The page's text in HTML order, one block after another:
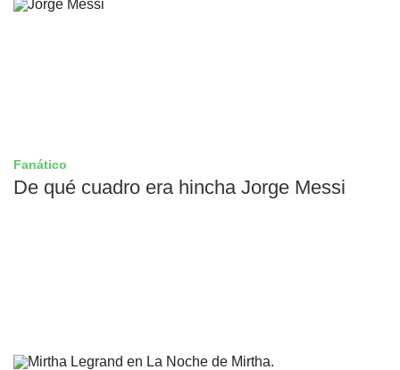
Fanático
De qué cuadro era hincha Jorge Messi